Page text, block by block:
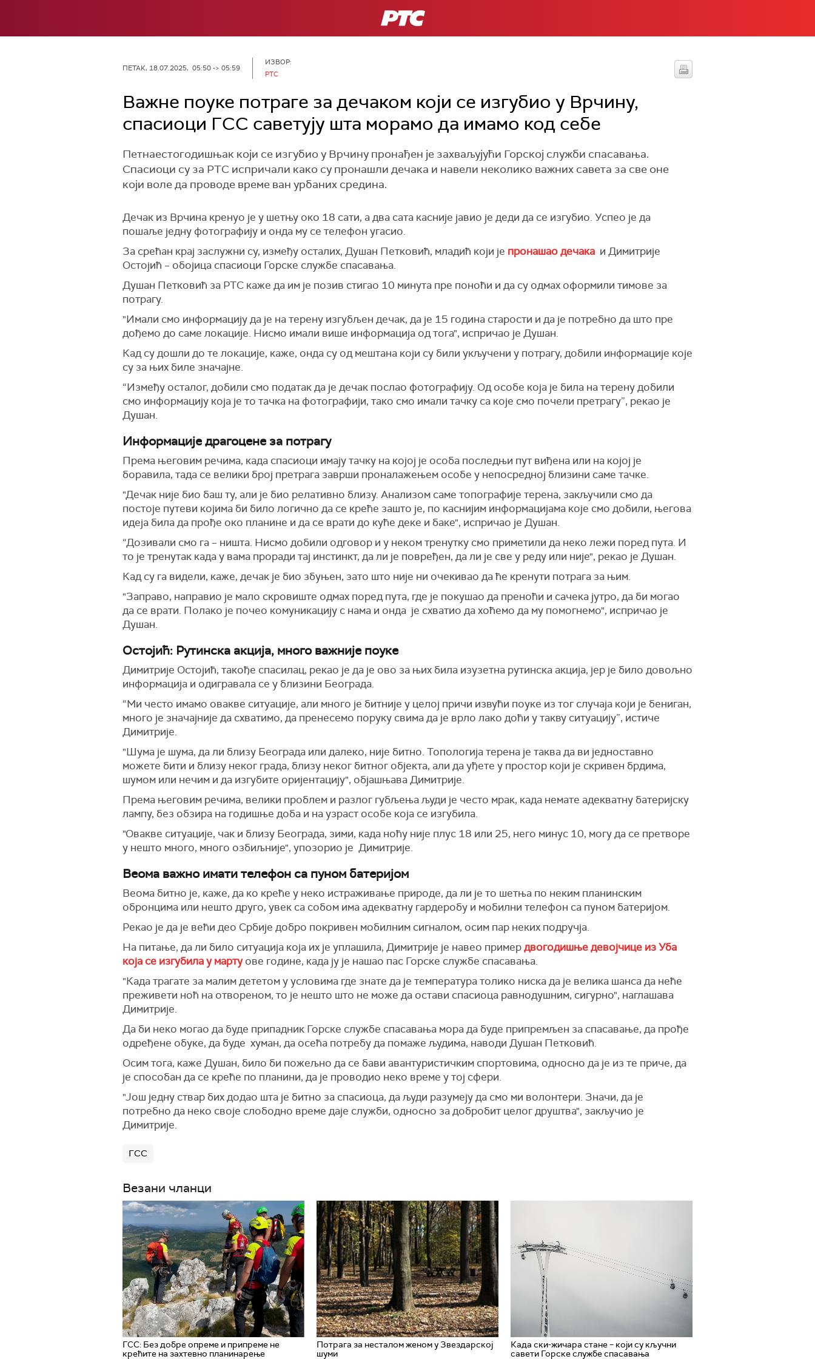
РТС
ПЕТАК, 18.07.2025, 05:50 -> 05:59
ИЗВОР:
РТС
Важне поуке потраге за дечаком који се изгубио у Врчину,
спасиоци ГСС саветују шта морамо да имамо код себе
Петнаестогодишњак који се изгубио у Врчину пронађен је захваљујући Горској служби спасавања.
Спасиоци су за РТС испричали како су пронашли дечака и навели неколико важних савета за све оне
који воле да проводе време ван урбаних средина.
Дечак из Врчина кренуо је у шетњу око 18 сати, а два сата касније јавио је деди да се изгубио. Успео је да
пошаље једну фотографију и онда му се телефон угасио.
За срећан крај заслужни су, између осталих, Душан Петковић, младић који је пронашао дечака и Димитрије
Остојић – обојица спасиоци Горске службе спасавања.
Душан Петковић за РТС каже да им је позив стигао 10 минута пре поноћи и да су одмах оформили тимове за
потрагу.
"Имали смо информацију да је на терену изгубљен дечак, да је 15 година старости и да је потребно да што пре
дођемо до саме локације. Нисмо имали више информација од тога", испричао је Душан.
Кад су дошли до те локације, каже, онда су од мештана који су били укључени у потрагу, добили информације које
су за њих биле значајне.
“Између осталог, добили смо податак да је дечак послао фотографију. Од особе која је била на терену добили
смо информацију која је то тачка на фотографији, тако смо имали тачку са које смо почели претрагу”, рекао је
Душан.
Информације драгоцене за потрагу
Према његовим речима, када спасиоци имају тачку на којој је особа последњи пут виђена или на којој је
боравила, тада се велики број претрага заврши проналажењем особе у непосредној близини саме тачке.
"Дечак није био баш ту, али је био релативно близу. Анализом саме топографије терена, закључили смо да
постоје путеви којима би било логично да се креће зашто је, по каснијим информацијама које смо добили, његова
идеја била да прође око планине и да се врати до куће деке и баке", испричао је Душан.
“Дозивали смо га – ништа. Нисмо добили одговор и у неком тренутку смо приметили да неко лежи поред пута. И
то је тренутак када у вама проради тај инстинкт, да ли је повређен, да ли је све у реду или није", рекао је Душан.
Кад су га видели, каже, дечак је био збуњен, зато што није ни очекивао да ће кренути потрага за њим.
"Заправо, направио је мало скровиште одмах поред пута, где је покушао да преноћи и сачека јутро, да би могао
да се врати. Полако је почео комуникацију с нама и онда је схватио да хоћемо да му помогнемо", испричао је
Душан.
Остојић: Рутинска акција, много важније поуке
Димитрије Остојић, такође спасилац, рекао је да је ово за њих била изузетна рутинска акција, јер је било довољно
информација и одигравала се у близини Београда.
“Ми често имамо овакве ситуације, али много је битније у целој причи извући поуке из тог случаја који је бениган,
много је значајније да схватимо, да пренесемо поруку свима да је врло лако доћи у такву ситуацију”, истиче
Димитрије.
"Шума је шума, да ли близу Београда или далеко, није битно. Топологија терена је таква да ви једноставно
можете бити и близу неког града, близу неког битног објекта, али да уђете у простор који је скривен брдима,
шумом или нечим и да изгубите оријентацију", објашњава Димитрије.
Према његовим речима, велики проблем и разлог губљења људи је често мрак, када немате адекватну батеријску
лампу, без обзира на годишње доба и на узраст особе која се изгубила.
"Овакве ситуације, чак и близу Београда, зими, када ноћу није плус 18 или 25, него минус 10, могу да се претворе
у нешто много, много озбиљније", упозорио је Димитрије.
Веома важно имати телефон са пуном батеријом
Веома битно је, каже, да ко креће у неко истраживање природе, да ли је то шетња по неким планинским
обронцима или нешто друго, увек са собом има адекватну гардеробу и мобилни телефон са пуном батеријом.
Рекао је да је већи део Србије добро покривен мобилним сигналом, осим пар неких подручја.
На питање, да ли било ситуација која их је уплашила, Димитрије је навео примердвогодишње девојчице из Уба
која се изгубила у мартуове године, када ју је нашао пас Горске службе спасавања.
"Када трагате за малим дететом у условима где знате да је температура толико ниска да је велика шанса да неће
преживети ноћ на отвореном, то је нешто што не може да остави спасиоца равнодушним, сигурно", наглашава
Димитрије.
Да би неко могао да буде припадник Горске службе спасавања мора да буде припремљен за спасавање, да прође
одређене обуке, да буде хуман, да осећа потребу да помаже људима, наводи Душан Петковић.
Осим тога, каже Душан, било би пожељно да се бави авантуристичким спортовима, односно да је из те приче, да
је способан да се креће по планини, да је проводио неко време у тој сфери.
"Још једну ствар бих додао шта је битно за спасиоца, да људи разумеју да смо ми волонтери. Значи, да је
потребно да неко своје слободно време даје служби, односно за добробит целог друштва", закључио је
Димитрије.
ГСС
Везани чланци
ГСС: Без добре опреме и припреме не
крећите на захтевно планинарење
Потрага за несталом женом у Звездарској
шуми
Када ски-жичара стане – који су кључни
савети Горске службе спасавања